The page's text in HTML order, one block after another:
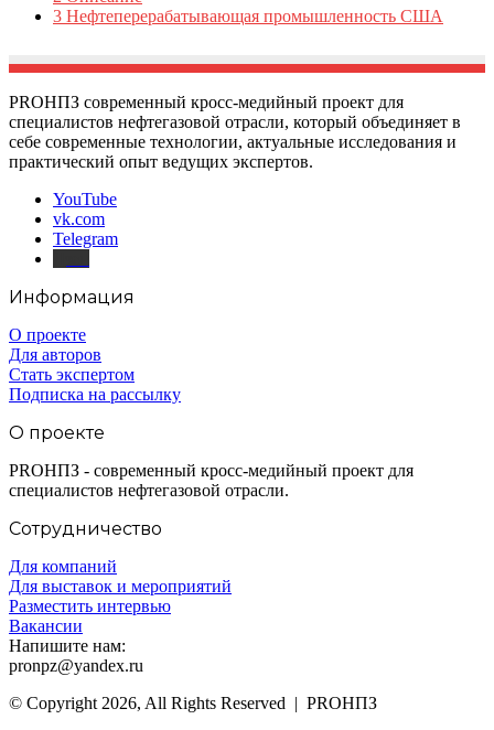
3 Нефтеперерабатывающая промышленность США
PROНПЗ современный кросс-медийный проект для
специалистов нефтегазовой отрасли, который объединяет в
себе современные технологии, актуальные исследования и
практический опыт ведущих экспертов.
YouTube
vk.com
Telegram
Информация
О проекте
Для авторов
Стать экспертом
Подписка на рассылку
О проекте
PROНПЗ - современный кросс-медийный проект для
специалистов нефтегазовой отрасли.
Сотрудничество
Для компаний
Для выставок и мероприятий
Разместить интервью
Вакансии
Напишите нам:
pronpz@yandex.ru
© Copyright 2026, All Rights Reserved | PROНПЗ